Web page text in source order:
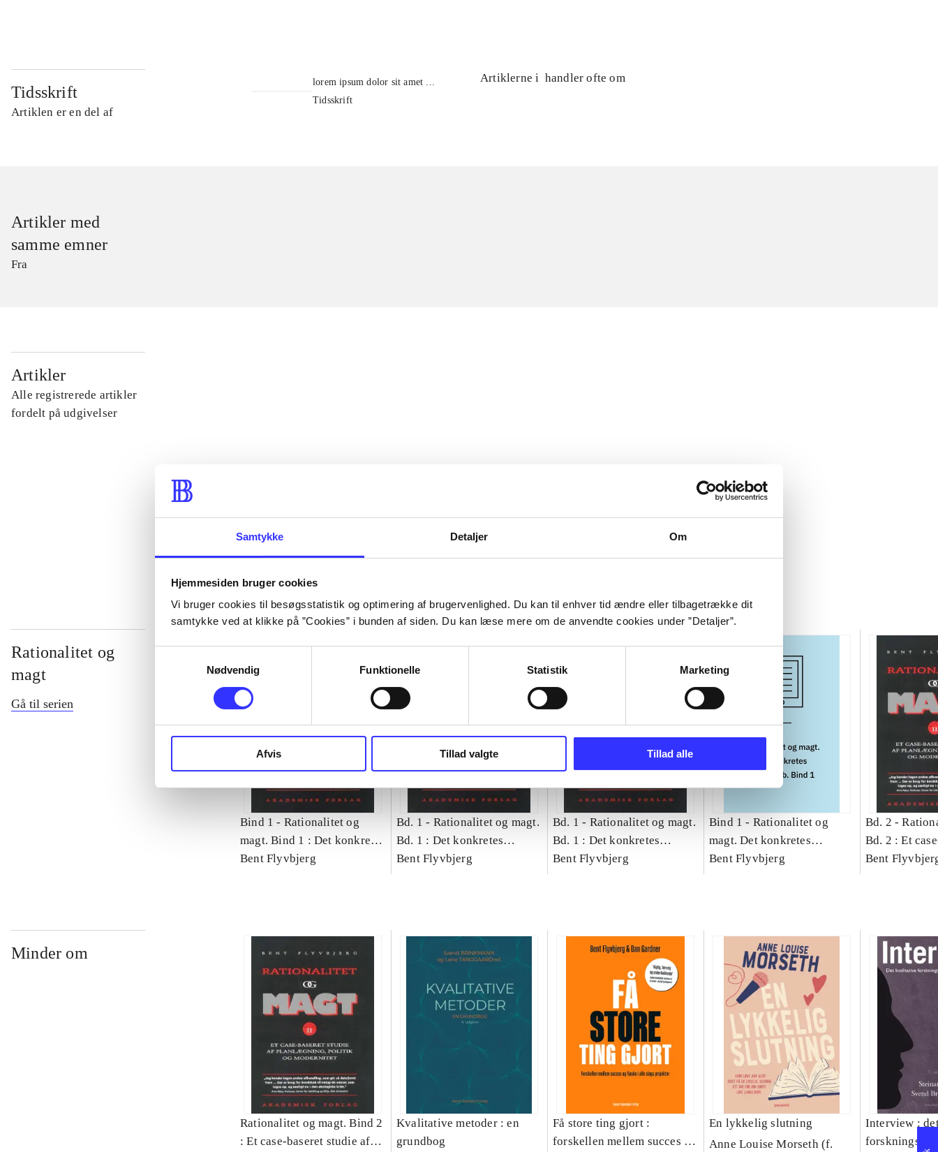
Samtykke Detaljer Om
Hjemmesiden bruger cookies
Vi bruger cookies til besøgsstatistik og optimering af brugervenlighed. Du kan til enhver tid ændre eller tilbagetrække dit
samtykke ved at klikke på ”Cookies” i bunden af siden. Du kan læse mere om de anvendte cookies under ”Detaljer”.
Nødvendig
Funktionelle Statistik Marketing
Afvis Tillad valgte Tillad alle
Tidsskrift
Artiklen er en del af
lorem ipsum dolor sit amet ...
Tidsskrift
Artiklerne i handler ofte om
Artikler med
samme emner
Fra
Artikler
Alle registrerede artikler
fordelt på udgivelser
Rationalitet og
magt
Gå til serien
Bind 1 - Rationalitet og
magt. Bind 1 : Det konkretes
videnskab
Bent Flyvbjerg
Bd. 1 - Rationalitet og magt.
Bd. 1 : Det konkretes
videnskab
Bent Flyvbjerg
Bd. 1 - Rationalitet og magt.
Bd. 1 : Det konkretes
videnskab
Bent Flyvbjerg
Bind 1 - Rationalitet og
magt. Det konkretes
videnskab. Bind 1
Bent Flyvbjerg
Bd. 2 -
Bd. 2 : Et
studie af
Bent
Minder om
Rationalitet og magt. Bind 2
: Et case-baseret studie af
Kvalitative metoder : en
grundbog
Få store ting gjort :
forskellen mellem succes og
En lykkelig slutning
Anne Louise Morseth (f.
Interview :